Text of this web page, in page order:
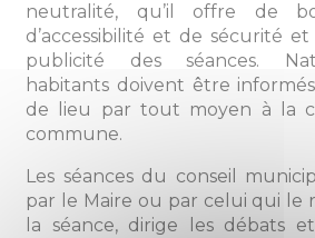
neutralité, qu’il offre de
d’accessibilité et de sécurité
publicité des séances.
habitants doivent être
de lieu par tout moyen à la
commune.
Les séances du conseil
par le Maire ou par celui qui le
la séance, dirige les débats